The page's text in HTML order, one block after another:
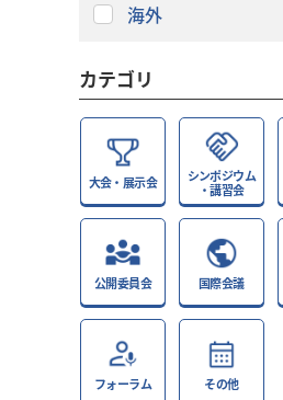
海外
カテゴリ
大会・展示会
シンポジウム
・講習会
公開委員会 国際会議
フォーラム その他